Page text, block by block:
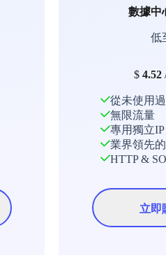
數據中
低
$ 4.52
從未使用
無限流量
專用獨立IP
業界領先
HTTP &
立即